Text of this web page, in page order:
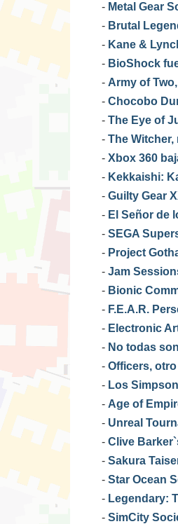
- Metal Gear
- Brutal
- Kane &
- BioShock
- Army of
- Chocobo
- The Eye of
- The
- Xbox 360
- Kekkaishi:
- Guilty Gear
- El Señor de
- SEGA
- Project
- Jam
- Bionic
- F.E.A.R.
- Electronic
- No todas
- Officers,
- Los
- Age of
- Unreal
- Clive
- Sakura
- Star Ocean
- Legendary:
- SimCity